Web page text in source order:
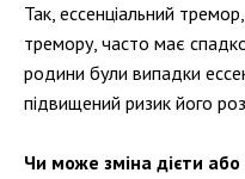
Так, ессенціальний
тремору, часто має
родини були випадки
підвищений ризик його
Чи може зміна дієти